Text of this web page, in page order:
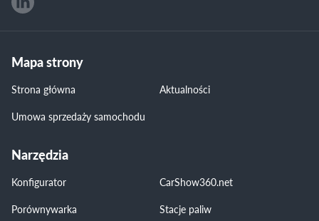
Mapa strony
Strona główna
Aktualności
Umowa sprzedaży samochodu
Narzędzia
Konfigurator
CarShow360.net
Porównywarka
Stacje paliw